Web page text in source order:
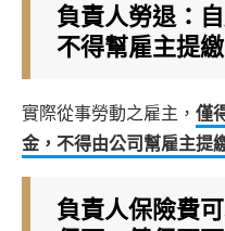
負責人勞退：
不得幫雇主提繳
實際從事勞動之雇主， 僅
金，不得由公司幫雇主提
負責人保險費